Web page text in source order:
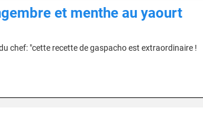
et menthe au yaourt
chef: "cette recette de gaspacho est extraordinaire !